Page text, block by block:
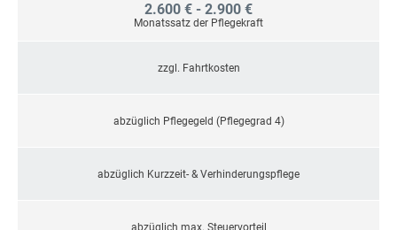
2.600 € - 2.900 €
Monatssatz der Pflegekraft
zzgl. Fahrtkosten
abzüglich Pflegegeld (Pflegegrad 4)
abzüglich Kurzzeit- & Verhinderungspflege
abzüglich max. Steuervorteil